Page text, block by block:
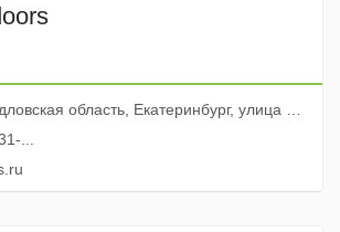
область, Екатеринбург, улица 8 Марта, 267
...